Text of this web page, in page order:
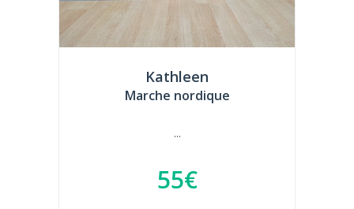
Kathleen
Marche nordique
...
55€